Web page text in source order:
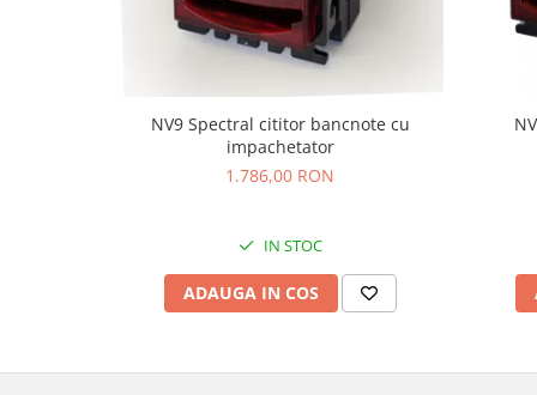
NV9 Spectral cititor bancnote cu
impachetator
1.786,00 RON
IN STOC
ADAUGA IN COS